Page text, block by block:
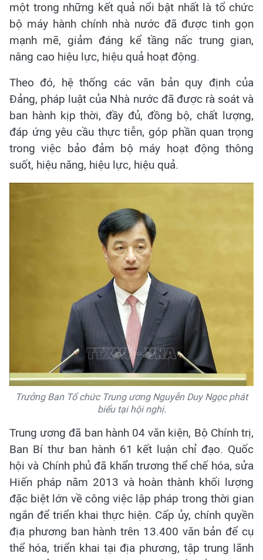
một trong những kết quả nổi bật nhất là tổ chức
bộ máy hành chính nhà nước đã được tinh gọn
mạnh mẽ, giảm đáng kể tầng nấc trung gian,
nâng cao hiệu lực, hiệu quả hoạt động.
Theo đó, hệ thống các văn bản quy định của
Đảng, pháp luật của Nhà nước đã được rà soát và
ban hành kịp thời, đầy đủ, đồng bộ, chất lượng,
đáp ứng yêu cầu thực tiễn, góp phần quan trọng
trong việc bảo đảm bộ máy hoạt động thông
suốt, hiệu năng, hiệu lực, hiệu quả.​
Trưởng Ban Tổ chức Trung ương Nguyễn Duy Ngọc phát
biểu tại hội nghị.
Trung ương đã ban hành 04 văn kiện, Bộ Chính trị,
Ban Bí thư ban hành 61 kết luận chỉ đạo. Quốc
hội và Chính phủ đã khẩn trương thể chế hóa, sửa
Hiến pháp năm 2013 và hoàn thành khối lượng
đặc biệt lớn về công việc lập pháp trong thời gian
ngắn để triển khai thực hiện. Cấp ủy, chính quyền
địa phương ban hành trên 13.400 văn bản để cụ
thể hóa, triển khai tại địa phương, tập trung lãnh